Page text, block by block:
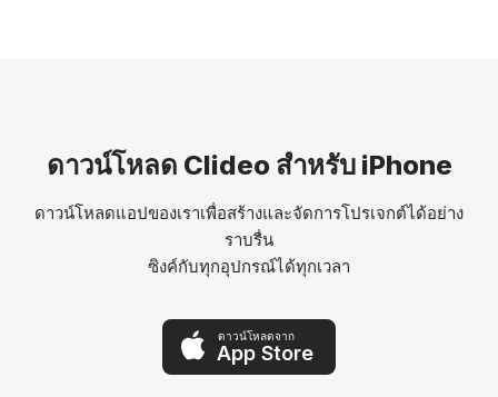
ดาวน์โหลด Clideo สำหรับ iPhone
ดาวน์โหลดแอปของเราเพื่อสร้างและจัดการโปรเจกต์ได้อย่าง
ราบรื่น
ซิงค์กับทุกอุปกรณ์ได้ทุกเวลา
ดาวน์โหลดจาก
App Store